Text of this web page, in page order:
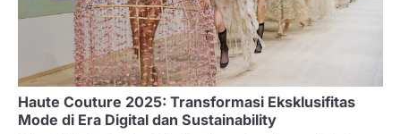
Haute Couture 2025: Transformasi Eksklusifitas
Mode di Era Digital dan Sustainability